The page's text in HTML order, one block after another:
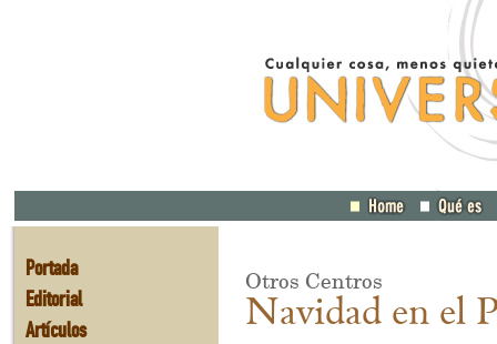
Portada
Editorial
Artículos
Otros Centros
Navidad en el